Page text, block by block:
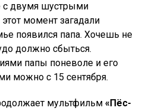
с двумя шустрыми
момент загадали
появился папа. Хочешь не
должно сбыться.
папы поневоле и его
можно с 15 сентября.
мультфильм «Пёс-